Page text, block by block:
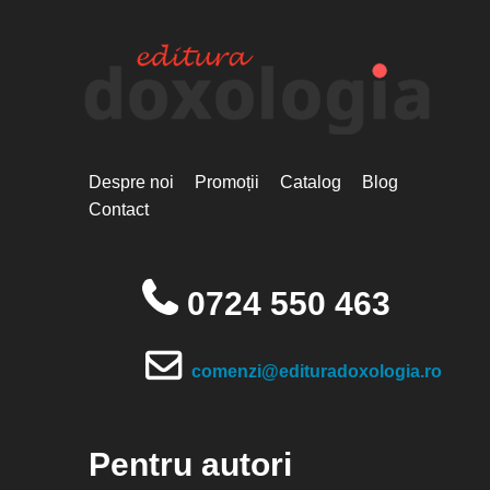
Despre noi Promoții Catalog
Blog
Contact
0724 550 463
comenzi@edituradoxologia.ro
Pentru autori